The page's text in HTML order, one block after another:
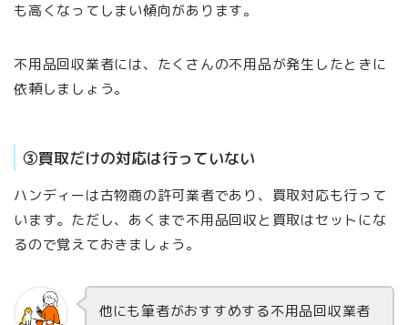
も高くなってしまい傾向があります。
不用品回収業者には、たくさんの不用品が発生したときに
依頼しましょう。
③買取だけの対応は行っていない
ハンディーは古物商の許可業者であり、買取対応も行って
います。ただし、あくまで不用品回収と買取はセットにな
るので覚えておきましょう。
他にも筆者がおすすめする不用品回収業者